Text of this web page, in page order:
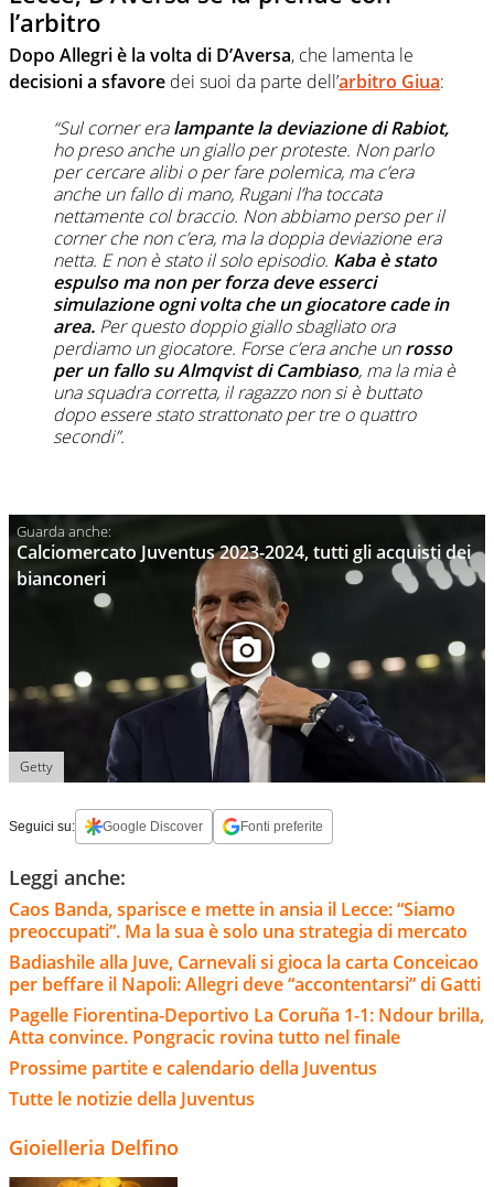
l’arbitro
Dopo Allegri è la volta di D’Aversa, che lamenta le
decisioni a sfavore dei suoi da parte dell’arbitro Giua:
“Sul corner eralampante la deviazione di Rabiot,
ho preso anche un giallo per proteste. Non parlo
per cercare alibi o per fare polemica, ma c’era
anche un fallo di mano, Rugani l’ha toccata
nettamente col braccio. Non abbiamo perso per il
corner che non c’era, ma la doppia deviazione era
netta. E non è stato il solo episodio. Kaba è stato
espulso ma non per forza deve esserci
simulazione ogni volta che un giocatore cade in
area. Per questo doppio giallo sbagliato ora
perdiamo un giocatore. Forse c’era anche unrosso
per un fallo su Almqvist di Cambiaso, ma la mia è
una squadra corretta, il ragazzo non si è buttato
dopo essere stato strattonato per tre o quattro
secondi”.
Calciomercato Juventus 2023-2024, tutti gli acquisti dei
bianconeri
Getty
Seguici su: Google Discover Fonti preferite
Leggi anche:
Caos Banda, sparisce e mette in ansia il Lecce: “Siamo
preoccupati”. Ma la sua è solo una strategia di mercato
Badiashile alla Juve, Carnevali si gioca la carta Conceicao
per beffare il Napoli: Allegri deve “accontentarsi” di Gatti
Pagelle Fiorentina-Deportivo La Coruña 1-1: Ndour brilla,
Atta convince. Pongracic rovina tutto nel finale
Prossime partite e calendario della Juventus
Tutte le notizie della Juventus
Gioielleria Delfino